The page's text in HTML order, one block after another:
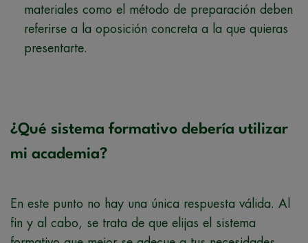
materiales como el método de preparación deben
referirse a la oposición concreta a la que quieras
presentarte.
¿Qué sistema formativo debería utilizar
mi academia?
En este punto no hay una única respuesta válida. Al
fin y al cabo, se trata de que elijas el sistema